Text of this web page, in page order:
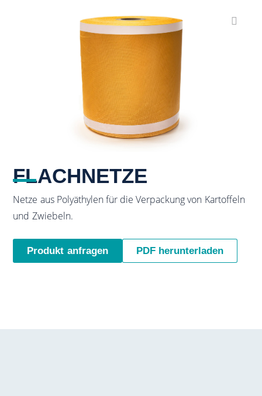
FLACHNETZE
Netze aus Polyäthylen für die Verpackung von Kartoffeln
und Zwiebeln.
Produkt anfragen PDF herunterladen